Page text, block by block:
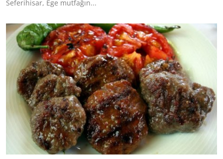
Seferihisar, Ege mutfağın...